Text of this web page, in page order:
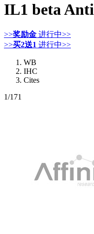
IL1 beta
>>奖励金 进行中>>
>>买2送1 进行中>>
WB
IHC
Cites
1/171